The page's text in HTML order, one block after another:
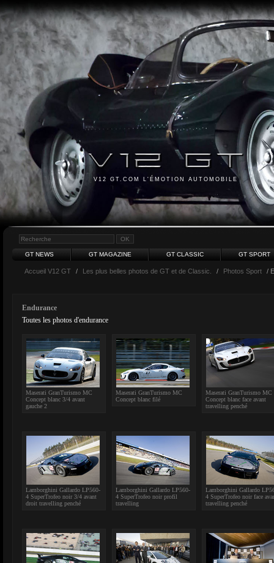
V12 GT.COM L'ÉMOTION AUTOMOBILE
GT NEWS GT MAGAZINE GT CLASSIC GT SPORT
Accueil V12 GT / Les plus belles photos de GT et de Classic. / Photos Sport /
Endurance
Toutes les photos d'endurance
Maserati GranTurismo MC
Concept blanc 3/4 avant
gauche 2
Maserati GranTurismo MC
Concept blanc filé
Maserati GranTurismo MC
Concept blanc face avant
travelling penché
Lamborghini Gallardo LP560-
4 SuperTrofeo noir 3/4 avant
droit travelling penché
Lamborghini Gallardo LP560-
4 SuperTrofeo noir profil
travelling
Lamborghini Gallardo
4 SuperTrofeo noir face
travelling penché